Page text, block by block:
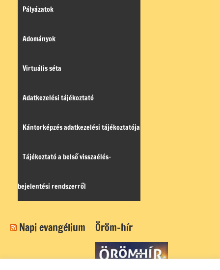
Pályázatok
Adományok
Virtuális séta
Adatkezelési tájékoztató
Kántorképzés adatkezelési tájékoztatója
Tájékoztató a belső visszaélés-
bejelentési rendszerről
Napi evangélium Öröm-hír